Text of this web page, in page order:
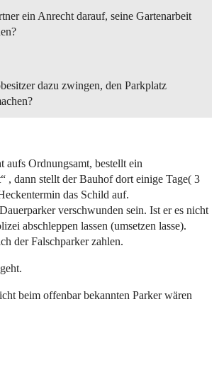
ein Anrecht darauf, seine Gartenarbeit
dazu zwingen, den Parkplatz
aufs Ordnungsamt, bestellt ein
, dann stellt der Bauhof dort einige Tage( 3
das Schild auf.
verschwunden sein. Ist er es nicht
abschleppen lassen (umsetzen lasse).
der Falschparker zahlen.
beim offenbar bekannten Parker wären